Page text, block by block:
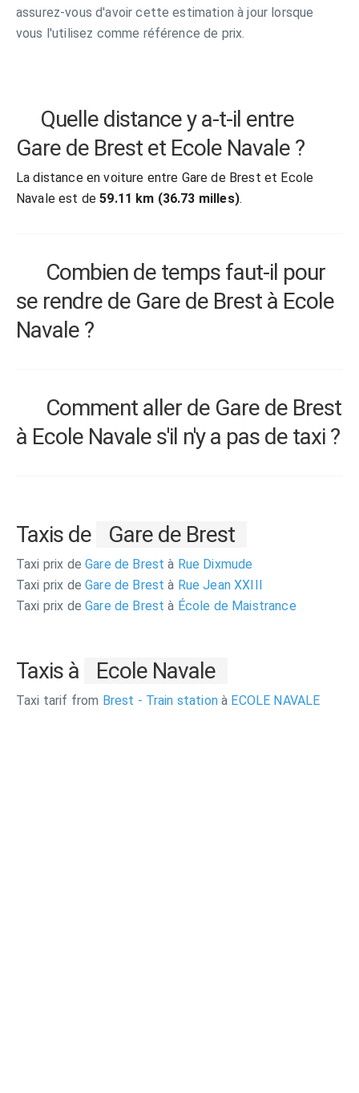
assurez-vous d'avoir cette estimation à jour lorsque
vous l'utilisez comme référence de prix.
Quelle distance y a-t-il entre
Gare de Brest et Ecole Navale ?
La distance en voiture entre Gare de Brest et Ecole
Navale est de59.11 km (36.73 milles).
Combien de temps faut-il pour
se rendre de Gare de Brest à Ecole
Navale ?
Comment aller de Gare de Brest
à Ecole Navale s'il n'y a pas de taxi ?
Taxis de Gare de Brest
Taxi prix de Gare de Brestà Rue Dixmude
Taxi prix de Gare de Brestà Rue Jean XXIII
Taxi prix de Gare de Brestà École de Maistrance
Taxis à Ecole Navale
Taxi tarif from Brest - Train stationà ECOLE NAVALE